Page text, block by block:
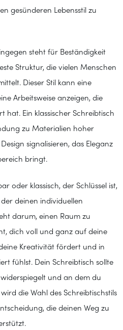
gesünderen Lebensstil zu
steht für Beständigkeit
Struktur, die vielen Menschen
Dieser Stil kann eine
Arbeitsweise anzeigen, die
hat. Ein klassischer Schreibtisch
zu Materialien hoher
signalisieren, das Eleganz
bringt.
oder klassisch, der Schlüssel ist,
deinen individuellen
darum, einen Raum zu
dich voll und ganz auf deine
Kreativität fördert und in
fühlst. Dein Schreibtisch sollte
und an dem du
die Wahl des Schreibtischstils
die deinen Weg zu